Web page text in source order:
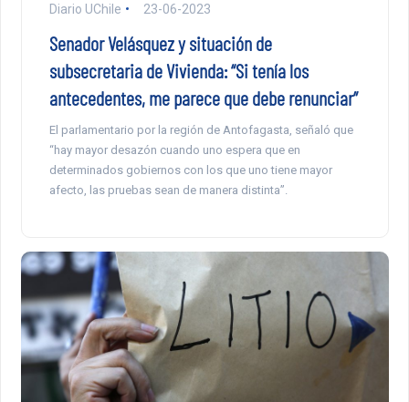
Diario UChile 23-06-2023
Senador Velásquez y situación de
subsecretaria de Vivienda: “Si tenía los
antecedentes, me parece que debe renunciar”
El parlamentario por la región de Antofagasta, señaló que
“hay mayor desazón cuando uno espera que en
determinados gobiernos con los que uno tiene mayor
afecto, las pruebas sean de manera distinta”.